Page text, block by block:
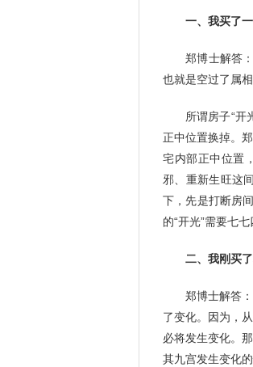
一、我买了
郑博士解答
也就是空过了属
所谓房子“开
正中位置换掉。
宅内部正中位置
邪、重新生旺这
下，先是打断房
的“开光”需要七
二、我刚买
郑博士解答
了变化。因为，
必将发生变化。
其九宫发生变化